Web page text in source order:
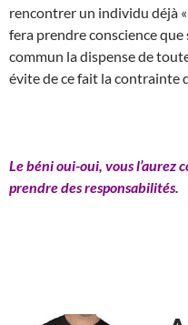
rencontrer un individu déjà
fera prendre conscience
commun la dispense de
évite de ce fait la contrainte
Le béni oui-oui, vous l’aurez
prendre des responsabilités.